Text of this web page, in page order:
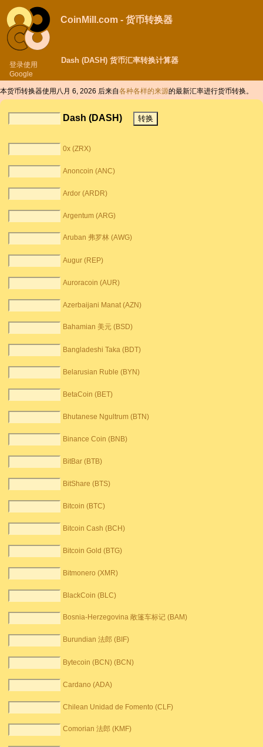
登录使用
Google
CoinMill.com - 货币转换器
Dash (DASH) 货币汇率转换计算器
本货币转换器使用八月 6, 2026 后来自各种各样的来源的最新汇率进行货币转换。
Dash (DASH)
0x (ZRX)
Anoncoin (ANC)
Ardor (ARDR)
Argentum (ARG)
Aruban 弗罗林 (AWG)
Augur (REP)
Auroracoin (AUR)
Azerbaijani Manat (AZN)
Bahamian 美元 (BSD)
Bangladeshi Taka (BDT)
Belarusian Ruble (BYN)
BetaCoin (BET)
Bhutanese Ngultrum (BTN)
Binance Coin (BNB)
BitBar (BTB)
BitShare (BTS)
Bitcoin (BTC)
Bitcoin Cash (BCH)
Bitcoin Gold (BTG)
Bitmonero (XMR)
BlackCoin (BLC)
Bosnia-Herzegovina 敞篷车标记 (BAM)
Burundian 法郎 (BIF)
Bytecoin (BCN) (BCN)
Cardano (ADA)
Chilean Unidad de Fomento (CLF)
Comorian 法郎 (KMF)